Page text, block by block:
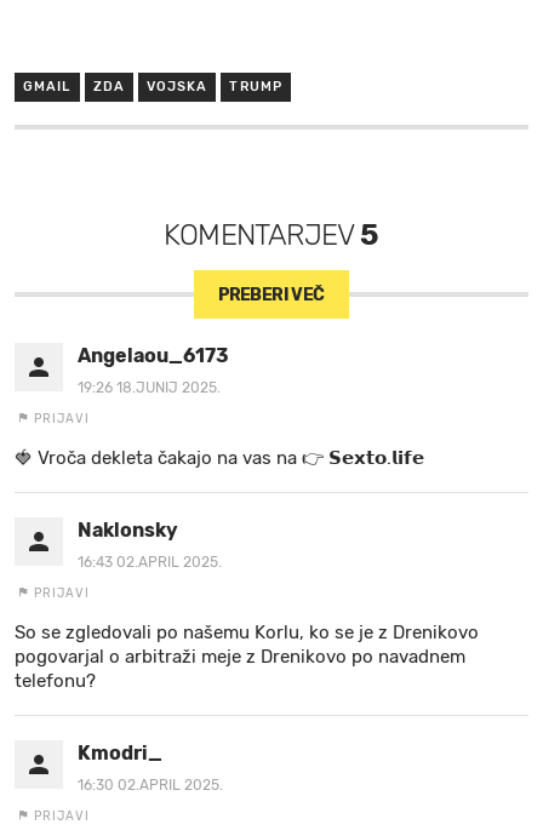
GMAIL ZDA VOJSKA TRUMP
KOMENTARJEV5
PREBERI VEČ
Angelaou_6173
19:26 18.JUNIJ 2025.
PRIJAVI
🍓 V r o č a d e k l e t a ča k a jo na va s n a 👉 𝗦𝗲𝘅𝘁𝗼.𝗹𝗶𝗳𝗲
Naklonsky
16:43 02.APRIL 2025.
PRIJAVI
So se zgledovali po našemu Korlu, ko se je z Drenikovo
pogovarjal o arbitraži meje z Drenikovo po navadnem
telefonu?
Kmodri_
16:30 02.APRIL 2025.
PRIJAVI